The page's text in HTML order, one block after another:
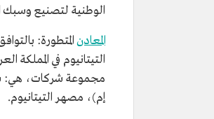
الوطنية لتصنيع وسبك
المعادنالمتطورة:
التيتانيوم في
مجموعة شركات، هي:
إم)، مصهر التيتانيوم.